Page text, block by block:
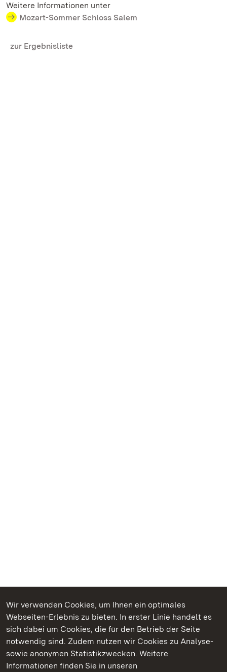
Wir verwenden Cookies, um Ihnen ein optimales
Webseiten-Erlebnis zu bieten. In erster Linie handelt es
sich dabei um Cookies, die für den Betrieb der Seite
notwendig sind. Zudem nutzen wir Cookies zu Analyse-
sowie anonymen Statistikzwecken. Weitere
Informationen finden Sie in unseren
Weitere Informationen unter
Mozart-Sommer Schloss Salem
zur Ergebnisliste
Kommen. Staunen. Genießen.